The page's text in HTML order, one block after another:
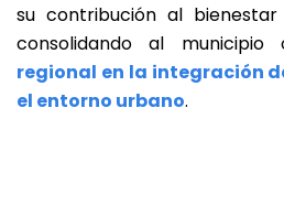
su contribución al
consolidando al municipio
regional en la integración
el entorno urbano.